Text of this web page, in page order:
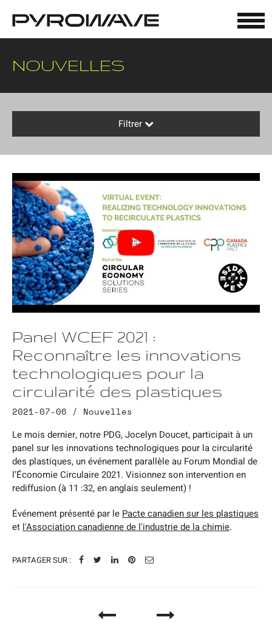
NOUVELLES
Filtrer
Panel WCEF 2021 :
Reconnaître les innovations
technologiques pour la
circularité des plastiques
2021-07-06 / Nouvelles
Le mois dernier, notre PDG, Jocelyn Doucet, participait à un
panel sur les innovations technologiques pour la circularité
des plastiques, un événement parallèle au Forum Mondial de
l’Économie Circulaire 2021. Visionnez son intervention en
rediffusion (à 11 :32, en anglais seulement) !
Événement présenté par le Pacte canadien sur les plastiques
et l'Association canadienne de l'industrie de la chimie.
PARTAGER SUR :